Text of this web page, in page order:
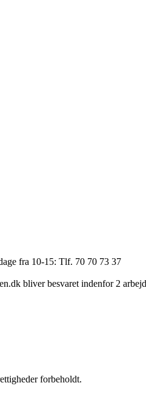
fra 10-15: Tlf. 70 70 73 37
bliver besvaret indenfor 2
forbeholdt.